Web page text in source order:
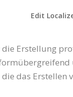
Edit
Erstellung
das